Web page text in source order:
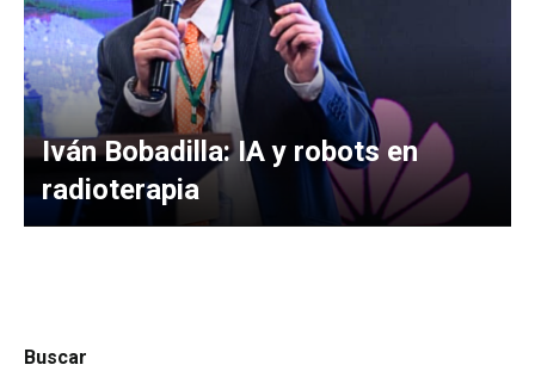
Iván Bobadilla: IA y robots en
radioterapia
Buscar